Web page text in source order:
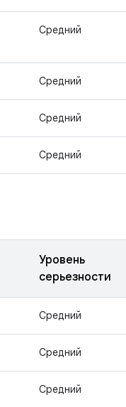
Средний
Средний
Средний
Средний
Уровень
серьезности
Средний
Средний
Средний